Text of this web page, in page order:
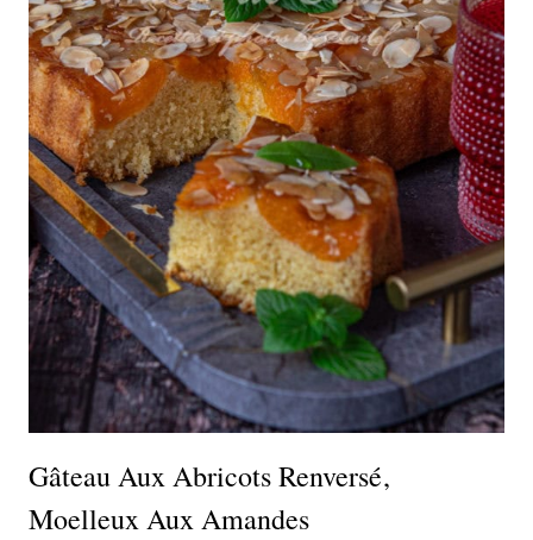
Gâteau Aux Abricots Renversé,
Moelleux Aux Amandes